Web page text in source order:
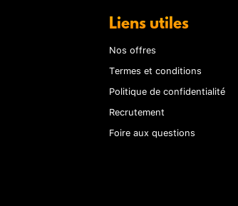
Liens utiles
Nos offres
Termes et conditions
Politique de confidentialité
Recrutement
Foire aux questions